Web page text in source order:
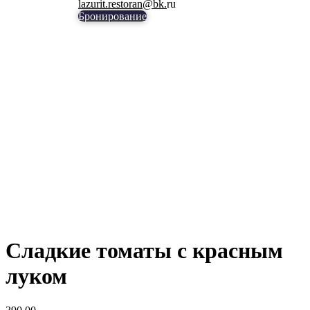
lazurit.restoran@bk.ru
Бронирование
Сладкие томаты с красным
луком